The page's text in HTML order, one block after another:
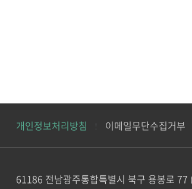
개인정보처리방침 이메일무단수집거부
61186 전남광주통합특별시 북구 용봉로